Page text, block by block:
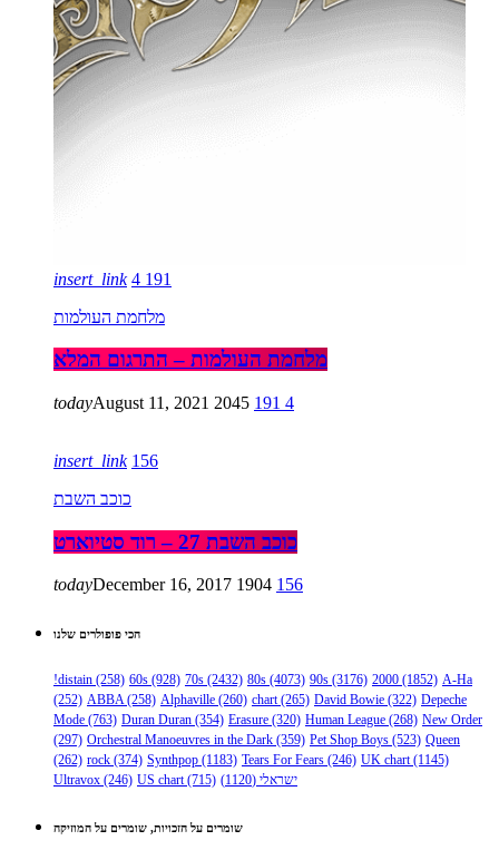
insert_link 4 191
מלחמת העולמות
מלחמת העולמות – התרגום המלא
todayAugust 11, 2021 2045 191 4
insert_link 156
כוכב השבת
כוכב השבת 27 – רוד סטיוארט
todayDecember 16, 2017 1904 156
הכי פופולרים שלנו
!distain (258) 60s (928) 70s (2432) 80s (4073) 90s (3176) 2000 (1852) A-Ha
(252) ABBA(258) Alphaville (260) chart(265) David Bowie (322) Depeche
Mode (763) Duran Duran (354) Erasure (320) Human League (268) New Order
(297) Orchestral Manoeuvres in the Dark (359) Pet Shop Boys (523) Queen
(262) rock (374) Synthpop (1183) Tears For Fears (246) UK chart(1145)
Ultravox (246) US chart(715) ישראלי (1120)
שומרים על הזכויות, שומרים על המוזיקה